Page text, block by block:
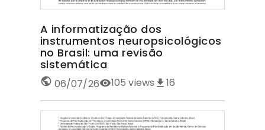
A informatização dos
instrumentos neuropsicológicos
no Brasil: uma revisão
sistemática
06/07/26 105 views 16